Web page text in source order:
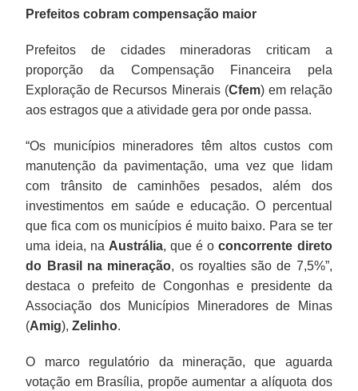
Prefeitos cobram compensação maior
Prefeitos de cidades mineradoras criticam a
proporção da Compensação Financeira pela
Exploração de Recursos Minerais (Cfem) em relação
aos estragos que a atividade gera por onde passa.
“Os municípios mineradores têm altos custos com
manutenção da pavimentação, uma vez que lidam
com trânsito de caminhões pesados, além dos
investimentos em saúde e educação. O percentual
que fica com os municípios é muito baixo. Para se ter
uma ideia, na Austrália, que é o concorrente direto
do Brasil na mineração, os royalties são de 7,5%”,
destaca o prefeito de Congonhas e presidente da
Associação dos Municípios Mineradores de Minas
(Amig),Zelinho.
O marco regulatório da mineração, que aguarda
votação em Brasília, propõe aumentar a alíquota dos